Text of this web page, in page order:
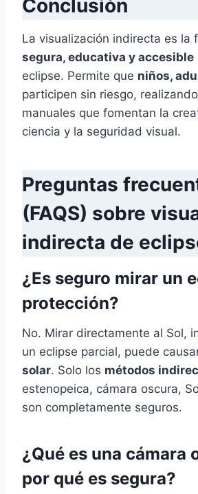
Conclusión
La visualización indirecta es la
segura, educativa y accesible
eclipse. Permite que niños,
participen sin riesgo,
manuales que fomentan la
ciencia y la seguridad visual.
Preguntas
(FAQS) sobre
indirecta de
¿Es seguro mirar un
protección?
No. Mirar directamente al Sol,
un eclipse parcial, puede
solar. Solo los métodos
estenopeica, cámara oscura,
son completamente seguros.
¿Qué es una cámara
por qué es segura?